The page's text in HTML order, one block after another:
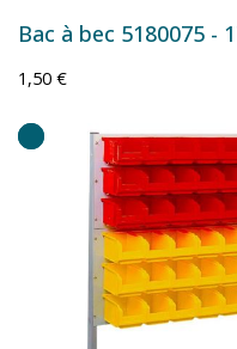
1,50 €